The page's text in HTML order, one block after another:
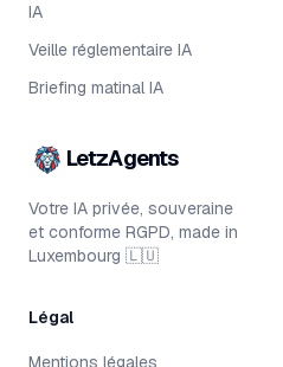
IA
Veille réglementaire IA
Briefing matinal IA
LetzAgents
Votre IA privée, souveraine
et conforme RGPD, made in
Luxembourg 🇱🇺
Légal
Mentions légales